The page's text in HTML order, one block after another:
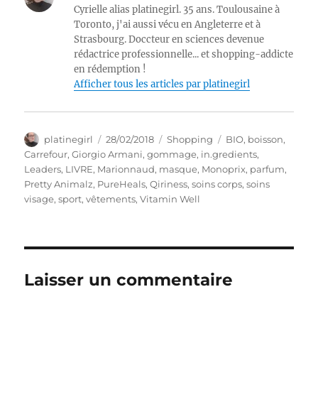
Cyrielle alias platinegirl. 35 ans. Toulousaine à
Toronto, j'ai aussi vécu en Angleterre et à
Strasbourg. Doccteur en sciences devenue
rédactrice professionnelle... et shopping-addicte
en rédemption !
Afficher tous les articles par platinegirl
Auteur
platinegirl
Publié
le
28/02/2018 Catégories
Shopping Étiquettes
BIO, boisson,
Carrefour,Giorgio Armani,gommage, in.gredients,
Leaders, LIVRE, Marionnaud, masque, Monoprix, parfum,
Pretty Animalz, PureHeals,Qiriness,soins corps,soins
visage,sport,vêtements,Vitamin Well
Laisser un commentaire